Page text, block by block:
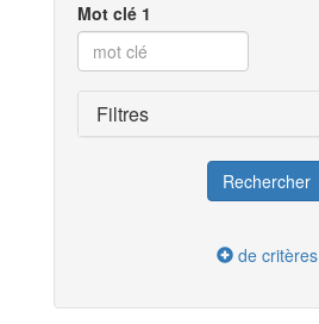
Mot clé 1
Filtres
de critères